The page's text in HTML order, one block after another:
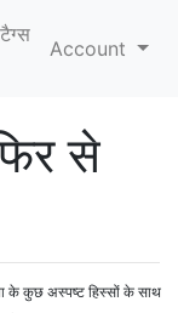
टैग्‍स
Account
से
के कुछ अस्पष्ट हिस्सों के साथ